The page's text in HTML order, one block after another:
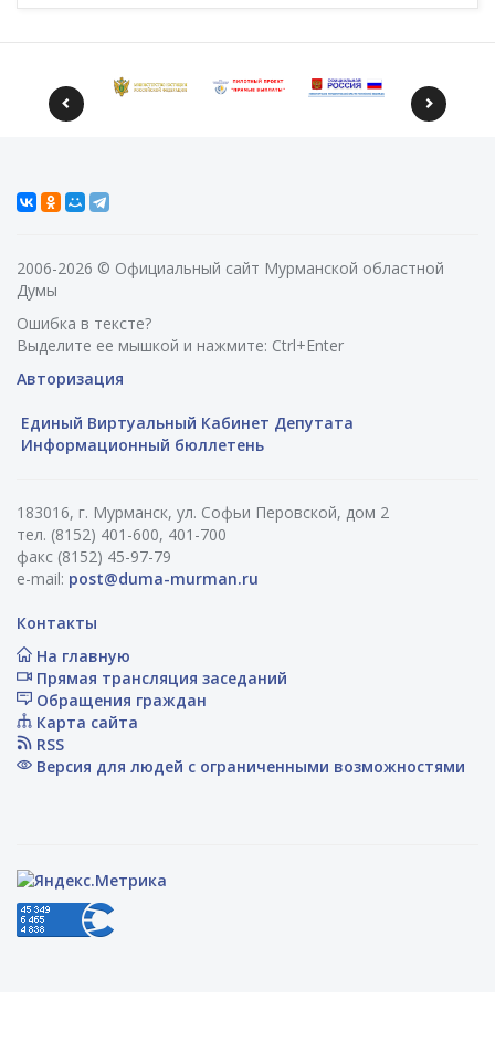
2006-2026 © Официальный сайт Мурманской областной
Думы
Ошибка в тексте?
Выделите ее мышкой и нажмите: Ctrl+Enter
Авторизация
Единый Виртуальный Кабинет Депутата
Информационный бюллетень
183016, г. Мурманск, ул. Софьи Перовской, дом 2
тел. (8152) 401-600, 401-700
факс (8152) 45-97-79
e-mail: post@duma-murman.ru
Контакты
На главную
Прямая трансляция заседаний
Обращения граждан
Карта сайта
RSS
Версия для людей с ограниченными возможностями